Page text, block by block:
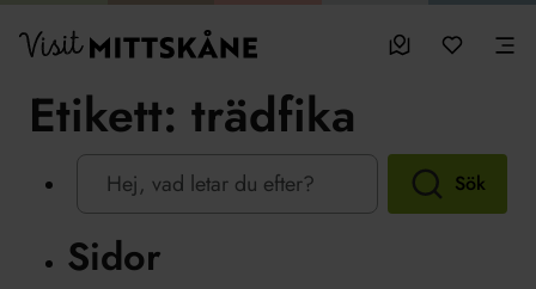
Hoppa till huvudinnehållet
Visit MittSkåne
BesöksmålMina
Etikett: trädfika
Sök
Sidor